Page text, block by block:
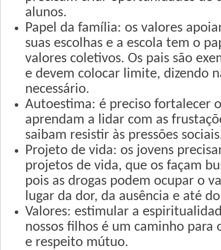
alunos.
Papel da família: os valores
suas escolhas e a escola tem o
valores coletivos. Os pais são
e devem colocar limite, dizendo
necessário.
Autoestima: é preciso fortalecer
aprendam a lidar com as
saibam resistir às pressões
Projeto de vida: os jovens
projetos de vida, que os façam
pois as drogas podem ocupar o
lugar da dor, da ausência e até
Valores: estimular a
nossos filhos é um caminho
e respeito mútuo.